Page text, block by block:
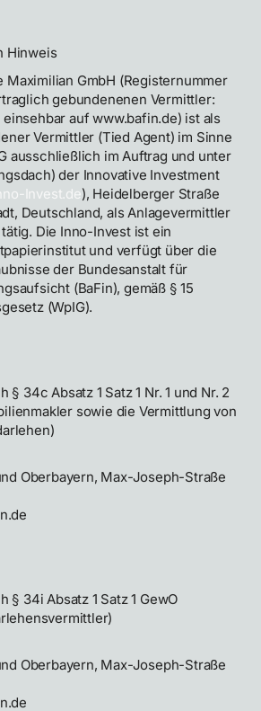
Hinweis
Maximilian GmbH (Registernummer
gebundenenen Vermittler:
einsehbar auf www.bafin.de) ist als
Vermittler (Tied Agent) im Sinne
ausschließlich im Auftrag und unter
der Innovative Investment
Invest.de), Heidelberger Straße
Deutschland, als Anlagevermittler
Die Inno-Invest ist ein
und verfügt über die
der Bundesanstalt für
(BaFin), gemäß § 15
(WpIG).
§ 34c Absatz 1 Satz 1 Nr. 1 und Nr. 2
sowie die Vermittlung von
Oberbayern, Max-Joseph-Straße
§ 34i Absatz 1 Satz 1 GewO
Oberbayern, Max-Joseph-Straße